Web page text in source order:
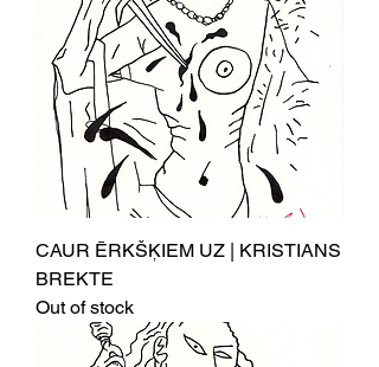
CAUR ĒRKŠĶIEM UZ | KRISTIANS
BREKTE
Out of stock